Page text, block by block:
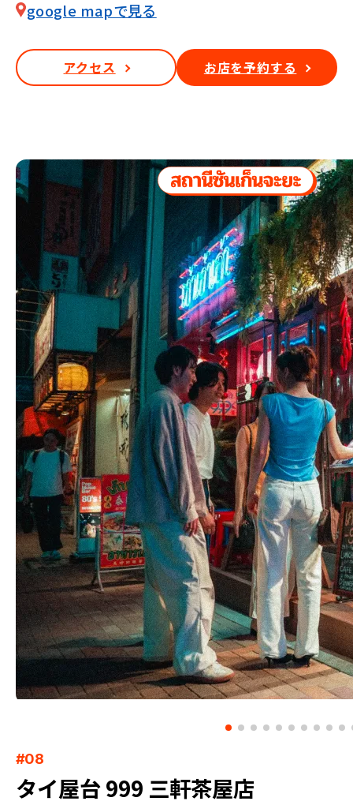
google mapで見る
アクセス お店を予約する
#08
タイ屋台 999 三軒茶屋店